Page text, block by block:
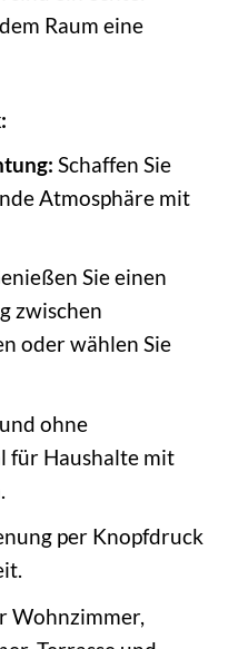
Raum eine
Schaffen Sie
Atmosphäre mit
Sie einen
zwischen
oder wählen Sie
ohne
für Haushalte mit
per Knopfdruck
Wohnzimmer,